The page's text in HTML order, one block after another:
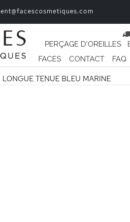
PERÇAGE D'OREILLES
FACES
CONTACT FAQ
LONGUE TENUE BLEU MARINE